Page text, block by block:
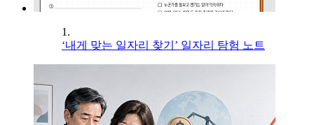
1.
‘내게 맞는 일자리 찾기’ 일자리 탐험 노트